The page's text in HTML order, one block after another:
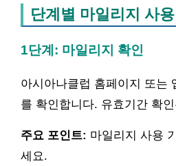
단계별 마일리지 사
1단계: 마일리지 확인
아시아나클럽 홈페이지 또는
를 확인합니다. 유효기간 확
주요 포인트: 마일리지 사용
세요.